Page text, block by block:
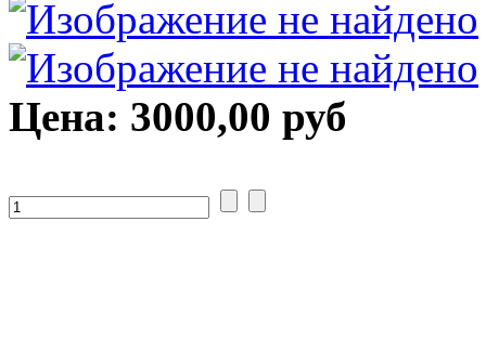
Цена: 3000,00 руб